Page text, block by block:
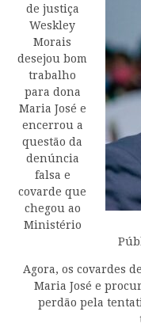
de justiça
Weskley
Morais
desejou bom
trabalho
para dona
Maria José e
encerrou a
questão da
denúncia
falsa e
covarde que
chegou ao
Ministério
Agora, os covardes
Maria José e
perdão pela